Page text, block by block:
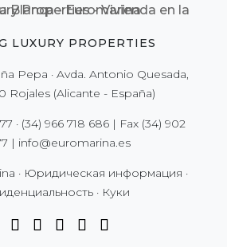
LUXURY PROPERTIES
Pepa · Avda. Antonio Quesada,
Rojales (Alicante - España)
· (34) 966 718 686| Fax (34) 902
| info@euromarina.es
· Юридическая информация ·
· Куки